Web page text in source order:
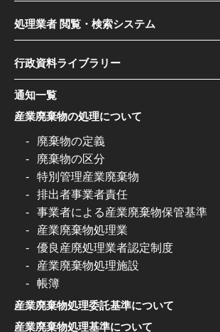
処理業者 閲覧・検索システム
行政資料ライブラリー
通知一覧
産業廃棄物の処理について
廃棄物の定義
廃棄物の区分
特別管理産業廃棄物
排出者事業者責任
事業者による産業廃棄物保管基準
産業廃棄物処理業
優良産廃処理業者認定制度
産業廃棄物処理施設
帳簿
産業廃棄物処理委託基準について
産業廃棄物処理基準について